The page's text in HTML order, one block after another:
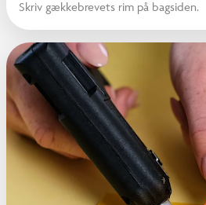
Skriv gækkebrevets rim på bagsiden.